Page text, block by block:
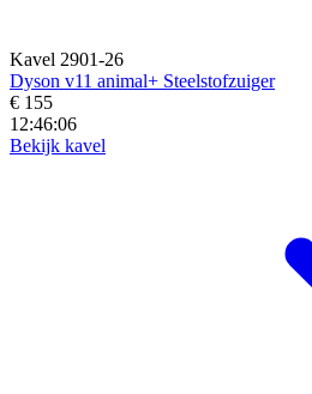
Kavel 2901-26
Dyson v11 animal+ Steelstofzuiger
€ 155
12:46:05
Bekijk kavel